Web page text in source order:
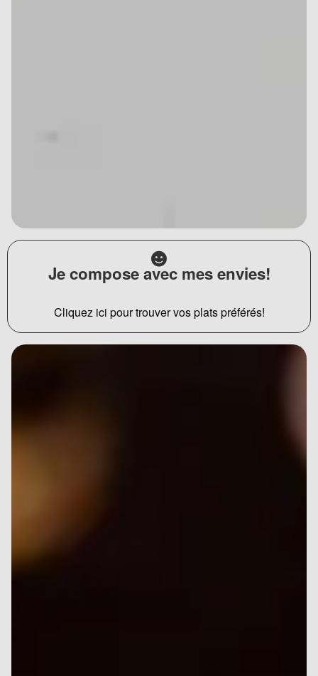
Je compose avec mes envies!
Cliquez ici pour trouver vos plats préférés!